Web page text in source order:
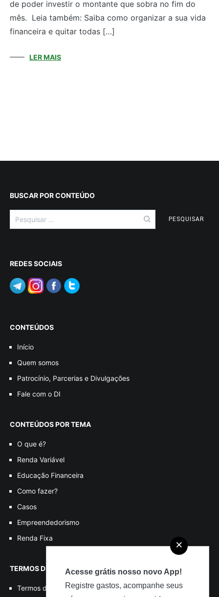
de poder investir o montante que sobra no fim do
mês. Leia também: Saiba como organizar a sua vida
financeira e quitar todas […]
LER MAIS
BUSCAR POR CONTEÚDO
por:
REDES SOCIAIS
CONTEÚDOS
Início
Quem somos
Patrocínio, Parcerias e Divulgações
Fale com o DI
CONTEÚDOS POR TEMA
O que é?
Renda Variável
Educação Financeira
Como fazer?
Casos
Empreendedorismo
Renda Fixa
TERMOS DE USO
Termos de Uso
×
Acesse grátis nosso novo App!
Registre gastos, acompanhe seus